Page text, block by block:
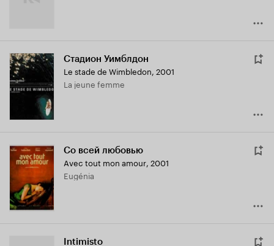
Стадион Уимблдон
Le stade de Wimbledon, 2001
La jeune femme
Со всей любовью
Avec tout mon amour, 2001
Eugénia
Intimisto